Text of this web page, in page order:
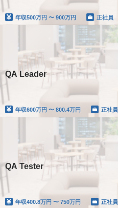
年収500万円 〜 900万円 正社員
QA Leader
年収600万円 〜 800.4万円 正社員
QA Tester
年収400.8万円 〜 750万円 正社員